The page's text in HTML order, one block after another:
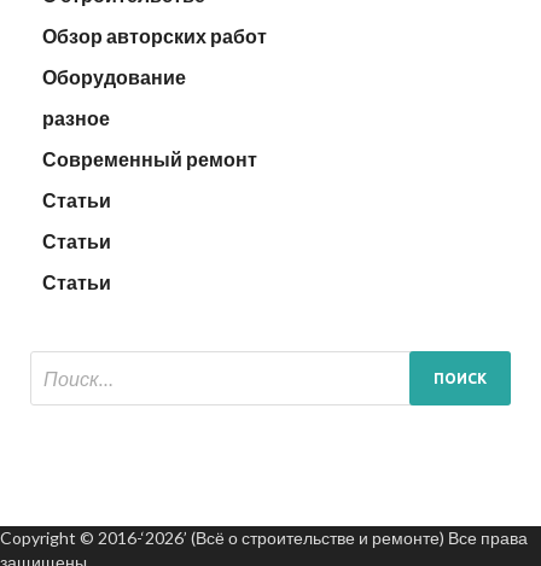
Обзор авторских работ
Оборудование
разное
Современный ремонт
Статьи
Статьи
Статьи
Copyright © 2016-‘2026’ (Всё о строительстве и ремонте) Все права